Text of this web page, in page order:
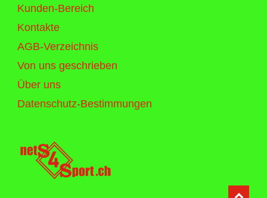
Kunden-Bereich
Kontakte
AGB-Verzeichnis
Von uns geschrieben
Über uns
Datenschutz-Bestimmungen